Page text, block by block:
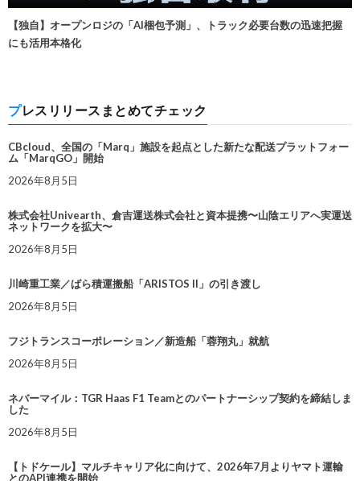
【独自】オープンロジの「AI梱包予測」、トラック必要台数の迅速把握
にも活用本格化
プレスリリースまとめてチェック
CBcloud、全国の「Marq」施設を起点とした新たな配送プラットフォー
ム「MarqGO」開始
2026年8月5日
株式会社Univearth、倉吉運送株式会社と資本提携〜山陰エリアへ実運送
ネットワークを拡大〜
2026年8月5日
川崎重工業／ばら積運搬船「ARISTOS II」の引き渡し
2026年8月5日
フジトランスコーポレーション／新造船「蓉翔丸」就航
2026年8月5日
ネバーマイル：TGR Haas F1 Teamとのパートナーシップ契約を締結しま
した
2026年8月5日
【トドケール】マルチキャリア化に向けて、2026年7月よりヤマト運輸
とのAPI連携を開始